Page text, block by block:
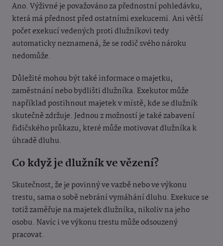
Ano. Výživné je považováno za přednostní pohledávku,
která má přednost před ostatními exekucemi. Ani větší
počet exekucí vedených proti dlužníkovi tedy
automaticky neznamená, že se rodič svého nároku
nedomůže.
Důležité mohou být také informace o majetku,
zaměstnání nebo bydlišti dlužníka. Exekutor může
například postihnout majetek v místě, kde se dlužník
skutečně zdržuje. Jednou z možností je také zabavení
řidičského průkazu, které může motivovat dlužníka k
úhradě dluhu.
Co když je dlužník ve vězení?
Skutečnost, že je povinný ve vazbě nebo ve výkonu
trestu, sama o sobě nebrání vymáhání dluhu. Exekuce se
totiž zaměřuje na majetek dlužníka, nikoliv na jeho
osobu. Navíc i ve výkonu trestu může odsouzený
pracovat.